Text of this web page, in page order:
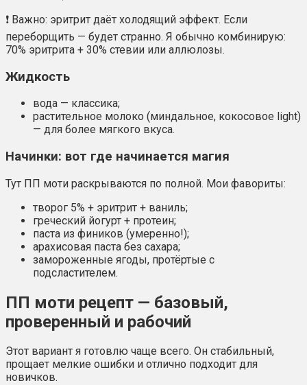
❗ Важно: эритрит даёт холодящий эффект. Если
переборщить — будет странно. Я обычно комбинирую:
70% эритрита + 30% стевии или аллюлозы.
Жидкость
вода — классика;
растительное молоко (миндальное, кокосовое light)
— для более мягкого вкуса.
Начинки: вот где начинается магия
Тут ПП моти раскрываются по полной. Мои фавориты:
творог 5% + эритрит + ваниль;
греческий йогурт + протеин;
паста из фиников (умеренно!);
арахисовая паста без сахара;
замороженные ягоды, протёртые с
подсластителем.
ПП моти рецепт — базовый,
проверенный и рабочий
Этот вариант я готовлю чаще всего. Он стабильный,
прощает мелкие ошибки и отлично подходит для
новичков.